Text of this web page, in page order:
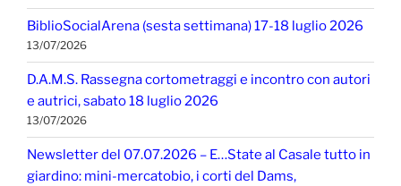
BiblioSocialArena (sesta settimana) 17-18 luglio 2026
13/07/2026
D.A.M.S. Rassegna cortometraggi e incontro con autori
e autrici, sabato 18 luglio 2026
13/07/2026
Newsletter del 07.07.2026 – E…State al Casale tutto in
giardino: mini-mercatobio, i corti del Dams,